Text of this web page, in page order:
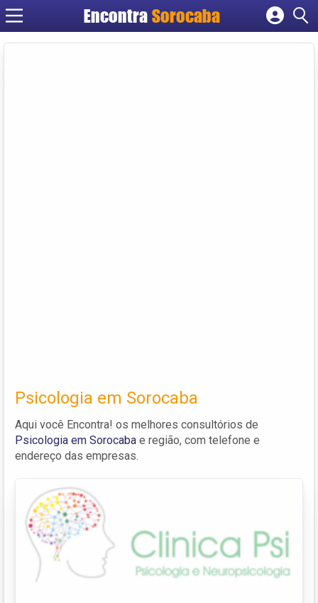
EncontraSorocaba
Cadastrar empresa
Psicologia em Sorocaba
Aqui você Encontra! os melhores consultórios de
Psicologia em Sorocaba e região, com telefone e
endereço das empresas.